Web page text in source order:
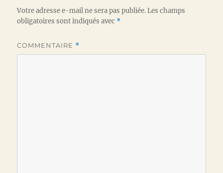
Votre adresse e-mail ne sera pas publiée. Les champs
obligatoires sont indiqués avec *
COMMENTAIRE *